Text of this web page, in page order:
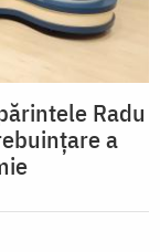
Radu
a